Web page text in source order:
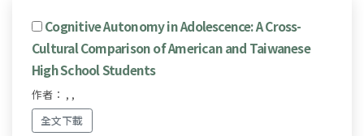
Cognitive Autonomy in Adolescence: A Cross-
Cultural Comparison of American and Taiwanese
High School Students
作者： , ,
全文下載